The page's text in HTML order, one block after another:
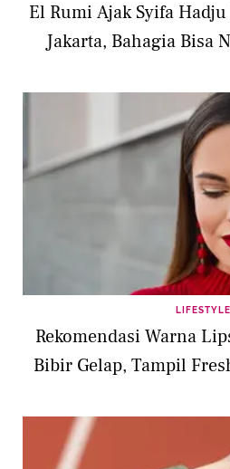
El Rumi Ajak Syifa
Jakarta, Bahagia Bisa
LIFESTYLE
Rekomendasi Warna
Bibir Gelap, Tampil